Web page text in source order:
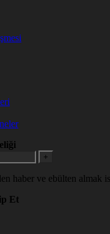
+
haber ve ebülten almak
Et